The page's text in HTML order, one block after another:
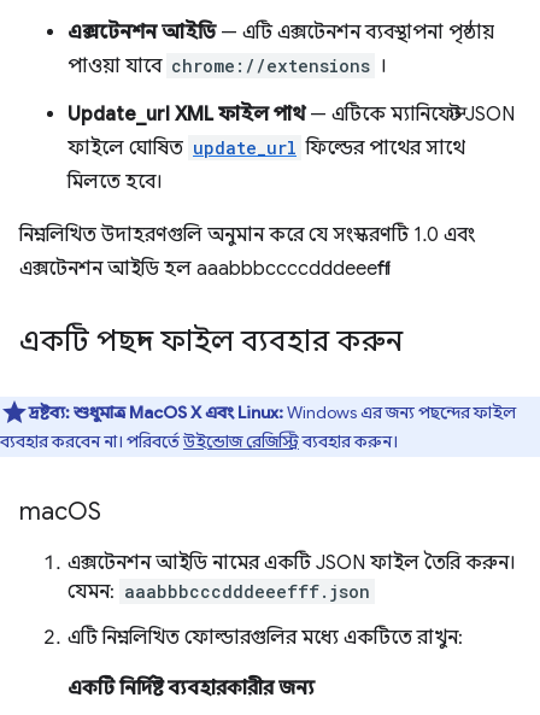
এক্সটেনশন আইডি— এটি এক্সটেনশন ব্যবস্থাপনা পৃষ্ঠায়
পাওয়া যাবে chrome://extensions ।
Update_url XML ফাইল পাথ— এটিকে ম্যানিফেস্ট JSON
ফাইলে ঘোষিত update_url ফিল্ডের পাথের সাথে
মিলতে হবে।
নিম্নলিখিত উদাহরণগুলি অনুমান করে যে সংস্করণটি 1.0 এবং
এক্সটেনশন আইডি হল aaabbbccccdddeeefff।
একটি পছন্দ ফাইল ব্যবহার করুন
দ্রষ্টব্য:শুধুমাত্র MacOS X এবং Linux:Windows এর জন্য পছন্দের ফাইল
ব্যবহার করবেন না। পরিবর্তেউইন্ডোজ রেজিস্ট্রিব্যবহার করুন।
macOS
এক্সটেনশন আইডি নামের একটি JSON ফাইল তৈরি করুন।
যেমন: aaabbbcccdddeeefff.json
এটি নিম্নলিখিত ফোল্ডারগুলির মধ্যে একটিতে রাখুন:
একটি নির্দিষ্ট ব্যবহারকারীর জন্য